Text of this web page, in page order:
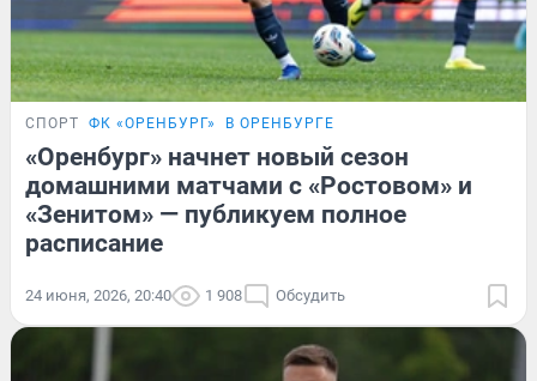
СПОРТ ФК «ОРЕНБУРГ» В ОРЕНБУРГЕ
«Оренбург» начнет новый сезон
домашними матчами с «Ростовом» и
«Зенитом» — публикуем полное
расписание
24 июня, 2026, 20:40 1 908 Обсудить